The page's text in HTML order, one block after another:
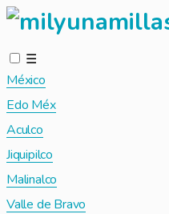
☰
México
Edo Méx
Aculco
Jiquipilco
Malinalco
Valle de Bravo